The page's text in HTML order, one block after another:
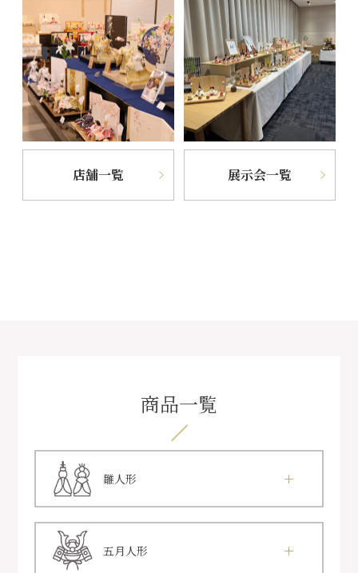
店舗一覧 展示会一覧
商品一覧
雛人形
五月人形